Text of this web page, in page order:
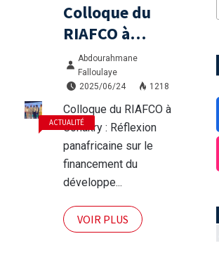
ACTUALITÉ
Colloque du
RIAFCO à
Conakry :
Réflexion
panafricaine
sur le
financement du
développement
local à partir
des ressources
minières
Abdourahmane
Falloulaye
2025/06/24
1218
Colloque du RIAFCO à
Conakry : Réflexion
panafricaine sur le
financement du
développe...
VOIR PLUS